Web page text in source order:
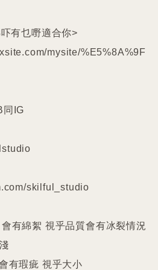
有乜嘢適合你>
mysite/%E5%8A%9F
同IG
skilful_studio
有綿絮 視乎品質會有冰裂情況
有瑕疵 視乎大小